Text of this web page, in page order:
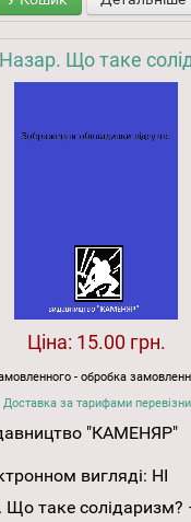
Що таке
Ціна: 15.00 грн.
- обробка
Доставка за тарифами
"КАМЕНЯР"
вигляді: НІ
Що таке солідаризм?